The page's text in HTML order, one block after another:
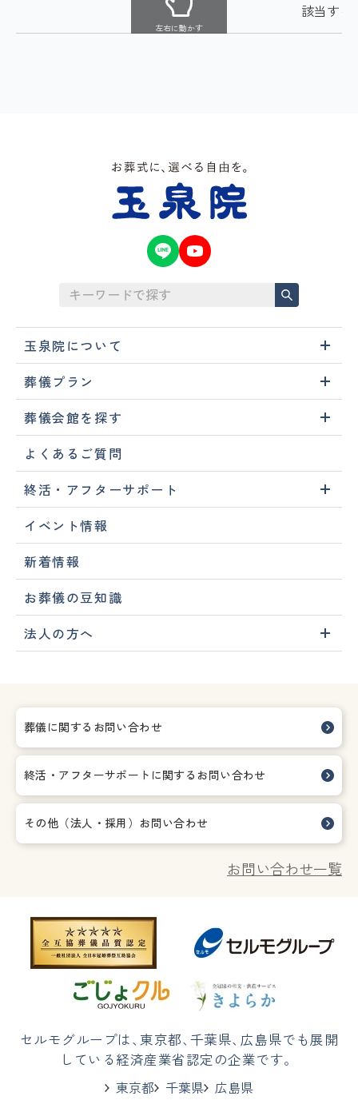
該当する
左右に動かす
玉泉院について
葬儀プラン
葬儀会館を探す
よくあるご質問
終活・アフターサポート
イベント情報
新着情報
お葬儀の豆知識
法人の方へ
葬儀に関するお問い合わせ
終活・アフターサポートに関する お問い合わせ
その他（法人・採用）お問い合わせ
お問い合わせ一覧
セルモグループは、東京都、 千葉県、 広島県でも展開
している経済産業省認定の企業です。
東京都
千葉県 広島県